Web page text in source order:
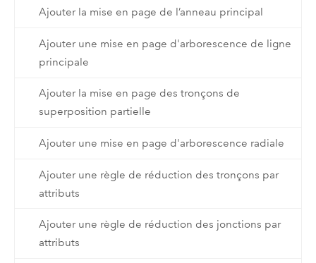
Ajouter la mise en page de l’anneau principal
Ajouter une mise en page d'arborescence de ligne
principale
Ajouter la mise en page des tronçons de
superposition partielle
Ajouter une mise en page d'arborescence radiale
Ajouter une règle de réduction des tronçons par
attributs
Ajouter une règle de réduction des jonctions par
attributs